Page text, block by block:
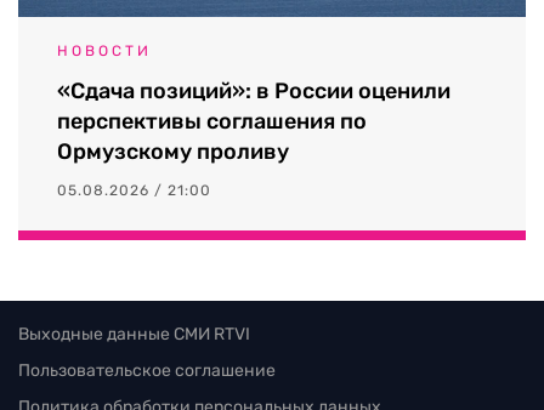
НОВОСТИ
«Сдача позиций»: в России оценили
перспективы соглашения по
Ормузскому проливу
05.08.2026 / 21:00
Выходные данные СМИ RTVI
Пользовательское соглашение